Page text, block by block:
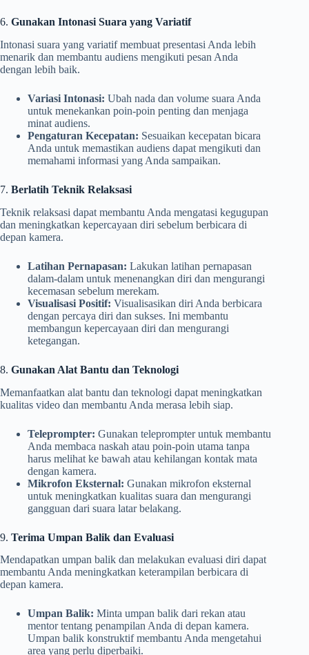
6. Gunakan Intonasi Suara yang Variatif
Intonasi suara yang variatif membuat presentasi Anda lebih
menarik dan membantu audiens mengikuti pesan Anda
dengan lebih baik.
Variasi Intonasi: Ubah nada dan volume suara Anda
untuk menekankan poin-poin penting dan menjaga
minat audiens.
Pengaturan Kecepatan: Sesuaikan kecepatan bicara
Anda untuk memastikan audiens dapat mengikuti dan
memahami informasi yang Anda sampaikan.
7. Berlatih Teknik Relaksasi
Teknik relaksasi dapat membantu Anda mengatasi kegugupan
dan meningkatkan kepercayaan diri sebelum berbicara di
depan kamera.
Latihan Pernapasan: Lakukan latihan pernapasan
dalam-dalam untuk menenangkan diri dan mengurangi
kecemasan sebelum merekam.
Visualisasi Positif: Visualisasikan diri Anda berbicara
dengan percaya diri dan sukses. Ini membantu
membangun kepercayaan diri dan mengurangi
ketegangan.
8. Gunakan Alat Bantu dan Teknologi
Memanfaatkan alat bantu dan teknologi dapat meningkatkan
kualitas video dan membantu Anda merasa lebih siap.
Teleprompter: Gunakan teleprompter untuk membantu
Anda membaca naskah atau poin-poin utama tanpa
harus melihat ke bawah atau kehilangan kontak mata
dengan kamera.
Mikrofon Eksternal: Gunakan mikrofon eksternal
untuk meningkatkan kualitas suara dan mengurangi
gangguan dari suara latar belakang.
9. Terima Umpan Balik dan Evaluasi
Mendapatkan umpan balik dan melakukan evaluasi diri dapat
membantu Anda meningkatkan keterampilan berbicara di
depan kamera.
Umpan Balik: Minta umpan balik dari rekan atau
mentor tentang penampilan Anda di depan kamera.
Umpan balik konstruktif membantu Anda mengetahui
area yang perlu diperbaiki.